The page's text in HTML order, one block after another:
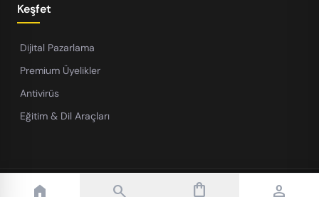
home search shopping_bag person
Keşfet
Dijital Pazarlama
Premium Üyelikler
Antivirüs
Eğitim & Dil Araçları
© 2026 Powered by Group Neka LTD